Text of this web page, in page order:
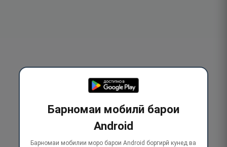
Барномаи мобилӣ барои
Android
Барномаи мобилии моро барои Android боргирӣ кунед ва